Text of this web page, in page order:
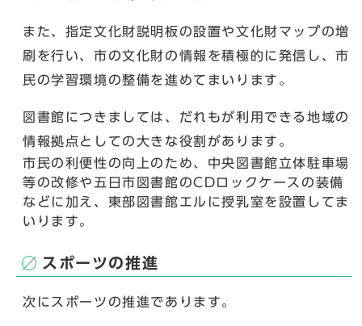
また、指定文化財説明板の設置や文化財マップの増
刷を行い、市の文化財の情報を積極的に発信し、市
民の学習環境の整備を進めてまいります。
図書館につきましては、だれもが利用できる地域の
情報拠点としての大きな役割があります。
市民の利便性の向上のため、中央図書館立体駐車場
等の改修や五日市図書館のCDロックケースの装備
などに加え、東部図書館エルに授乳室を設置してま
いります。
スポーツの推進
次にスポーツの推進であります。